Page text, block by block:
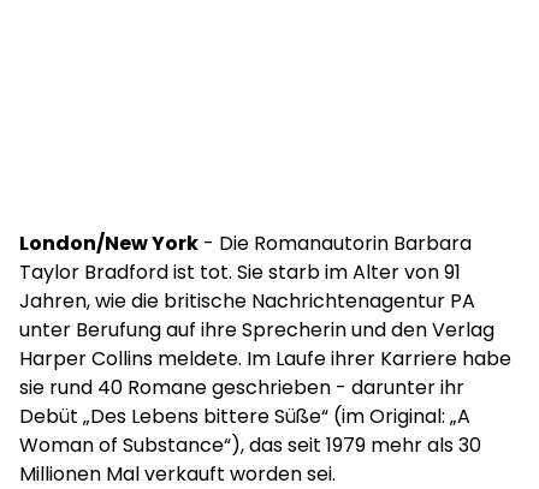
London/New York - Die Romanautorin Barbara
Taylor Bradford ist tot. Sie starb im Alter von 91
Jahren, wie die britische Nachrichtenagentur PA
unter Berufung auf ihre Sprecherin und den Verlag
Harper Collins meldete. Im Laufe ihrer Karriere habe
sie rund 40 Romane geschrieben - darunter ihr
Debüt „Des Lebens bittere Süße“ (im Original: „A
Woman of Substance“), das seit 1979 mehr als 30
Millionen Mal verkauft worden sei.